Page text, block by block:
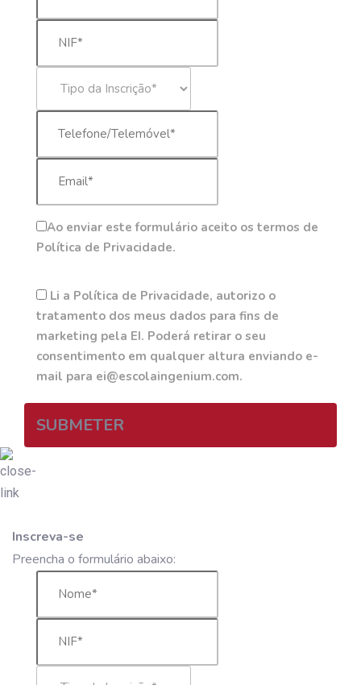
Ao enviar este formulário aceito os termos de
Política de Privacidade.
Li a Política de Privacidade, autorizo o
tratamento dos meus dados para fins de
marketing pela EI. Poderá retirar o seu
consentimento em qualquer altura enviando e-
mail para ei@escolaingenium.com.
SUBMETER
Inscreva-se
Preencha o formulário abaixo: